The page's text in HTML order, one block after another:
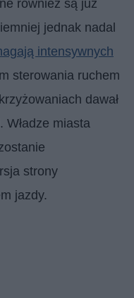
również są już
jednak nadal
intensywnych
sterowania ruchem
dawał
miasta
strony
jazdy.